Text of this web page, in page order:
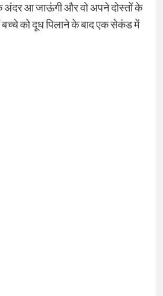
अंदर आ जाऊंगी और वो अपने दोस्तों के
को दूध पिलाने के बाद एक सेकंड में